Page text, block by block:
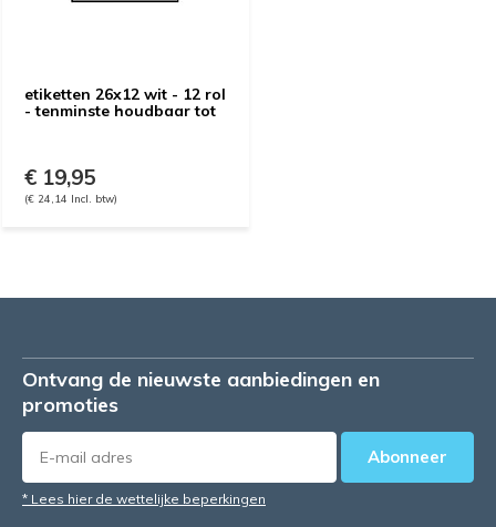
etiketten 26x12 wit - 12 rol
- tenminste houdbaar tot
€ 19,95
(€ 24,14 Incl. btw)
Ontvang de nieuwste aanbiedingen en
promoties
Abonneer
* Lees hier de wettelijke beperkingen